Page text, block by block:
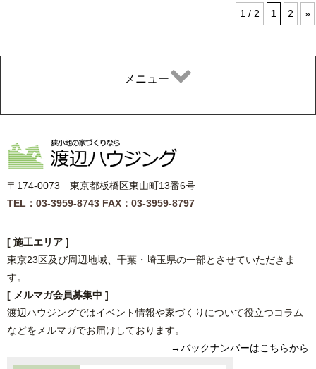
1 / 2 1 2 »
メニュー
〒174-0073 東京都板橋区東山町13番6号
TEL：03-3959-8743 FAX：03-3959-8797
[ 施工エリア ]
東京23区及び周辺地域、千葉・埼玉県の一部とさせていただきま
す。
[ メルマガ会員募集中 ]
渡辺ハウジングではイベント情報や家づくりについて役立つコラム
などをメルマガでお届けしております。
→バックナンバーはこちらから